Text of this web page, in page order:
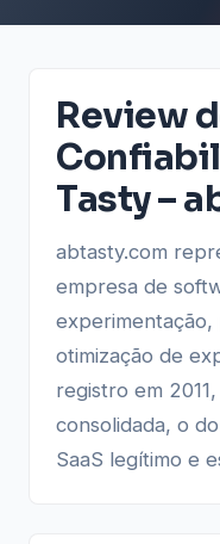
Review
Tasty –
abtasty.com
empresa de
experimentação,
otimização de
registro em
consolidada, o
SaaS legítimo e